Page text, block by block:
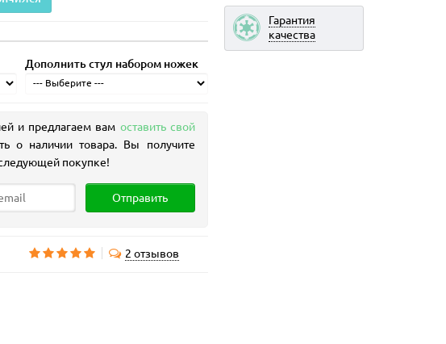
Дополнить стул набором ножек
и предлагаем вам оставить свой
о наличии товара. Вы получите
покупке!
Отправить
2 отзывов
Гарантия
качества